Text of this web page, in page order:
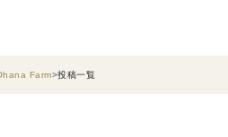
Farm 投稿一覧